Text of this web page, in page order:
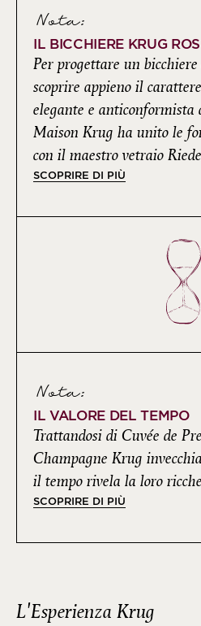
Nota:
IL BICCHIERE KRUG
Per progettare un
scoprire appieno il
elegante e anticonformista
Maison Krug ha unito le
con il maestro vetraio
SCOPRIRE DI PIÙ
Nota:
IL VALORE DEL TEMPO
Trattandosi di Cuvée de
Champagne Krug
il tempo rivela la loro
SCOPRIRE DI PIÙ
L'Esperienza Krug